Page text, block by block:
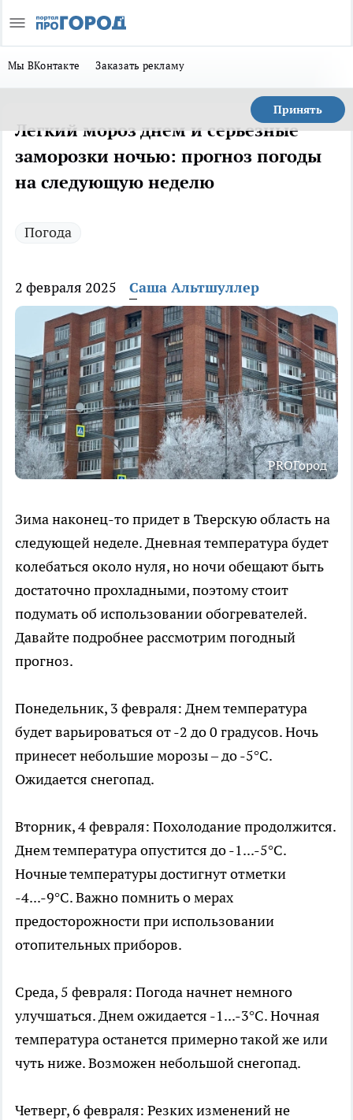
Мы ВКонтакте Заказать рекламу
Принять
Легкий мороз днем и серьезные
заморозки ночью: прогноз погоды
на следующую неделю
Погода
2 февраля 2025 Саша Альтшуллер
PROГород
Зима наконец-то придет в Тверскую область на
следующей неделе. Дневная температура будет
колебаться около нуля, но ночи обещают быть
достаточно прохладными, поэтому стоит
подумать об использовании обогревателей.
Давайте подробнее рассмотрим погодный
прогноз.
Понедельник, 3 февраля: Днем температура
будет варьироваться от -2 до 0 градусов. Ночь
принесет небольшие морозы – до -5°C.
Ожидается снегопад.
Вторник, 4 февраля: Похолодание продолжится.
Днем температура опустится до -1...-5°C.
Ночные температуры достигнут отметки
-4...-9°C. Важно помнить о мерах
предосторожности при использовании
отопительных приборов.
Среда, 5 февраля: Погода начнет немного
улучшаться. Днем ожидается -1...-3°C. Ночная
температура останется примерно такой же или
чуть ниже. Возможен небольшой снегопад.
Четверг, 6 февраля: Резких изменений не